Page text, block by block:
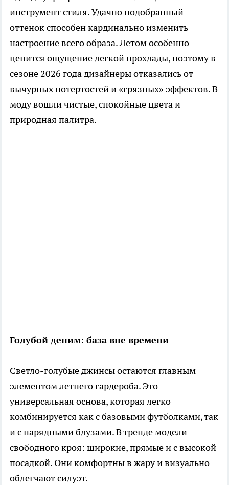
инструмент стиля. Удачно подобранный
оттенок способен кардинально изменить
настроение всего образа. Летом особенно
ценится ощущение легкой прохлады, поэтому в
сезоне 2026 года дизайнеры отказались от
вычурных потертостей и «грязных» эффектов. В
моду вошли чистые, спокойные цвета и
природная палитра.
Голубой деним: база вне времени
Светло-голубые джинсы остаются главным
элементом летнего гардероба. Это
универсальная основа, которая легко
комбинируется как с базовыми футболками, так
и с нарядными блузами. В тренде модели
свободного кроя: широкие, прямые и с высокой
посадкой. Они комфортны в жару и визуально
облегчают силуэт.